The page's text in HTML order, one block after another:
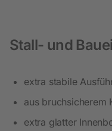
Stall- und
extra stabile
aus bruchsicherem
extra glatter